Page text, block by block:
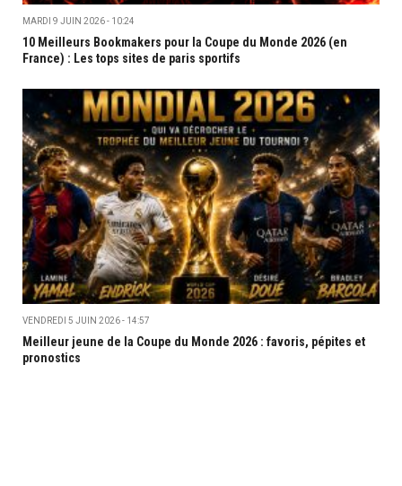
MARDI 9 JUIN 2026 - 10:24
10 Meilleurs Bookmakers pour la Coupe du Monde 2026 (en
France) : Les tops sites de paris sportifs
VENDREDI 5 JUIN 2026 - 14:57
Meilleur jeune de la Coupe du Monde 2026 : favoris, pépites et
pronostics